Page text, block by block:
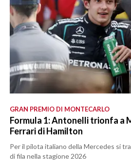
GRAN PREMIO DI MONTECARLO
Formula 1: Antonelli trionfa a
Ferrari di Hamilton
Per il pilota italiano della Mercedes si
di fila nella stagione 2026